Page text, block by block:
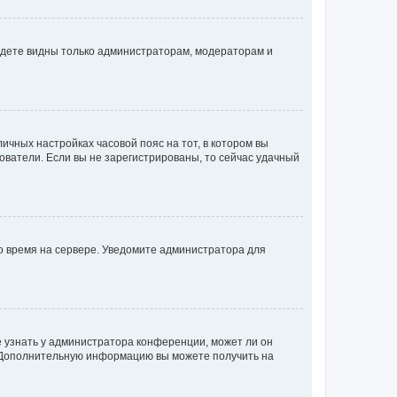
видны только администраторам, модераторам и
настройках часовой пояс на тот, в котором вы
Если вы не зарегистрированы, то сейчас удачный
время на сервере. Уведомите администратора для
у администратора конференции, может ли он
информацию вы можете получить на